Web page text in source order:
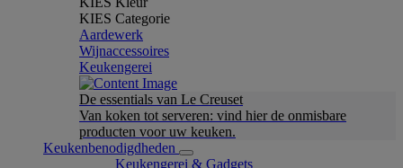
KIES Categorie
Aardewerk
Wijnaccessoires
Keukengerei
De essentials van Le Creuset
Van koken tot serveren: vind hier de onmisbare
producten voor uw keuken.
Keukenbenodigdheden
Keukengerei & Gadgets